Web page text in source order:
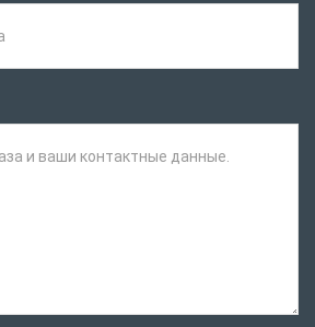
и ваши контактные данные.